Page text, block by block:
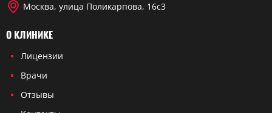
Москва, улица Поликарпова, 16с3
О КЛИНИКЕ
Лицензии
Врачи
Отзывы